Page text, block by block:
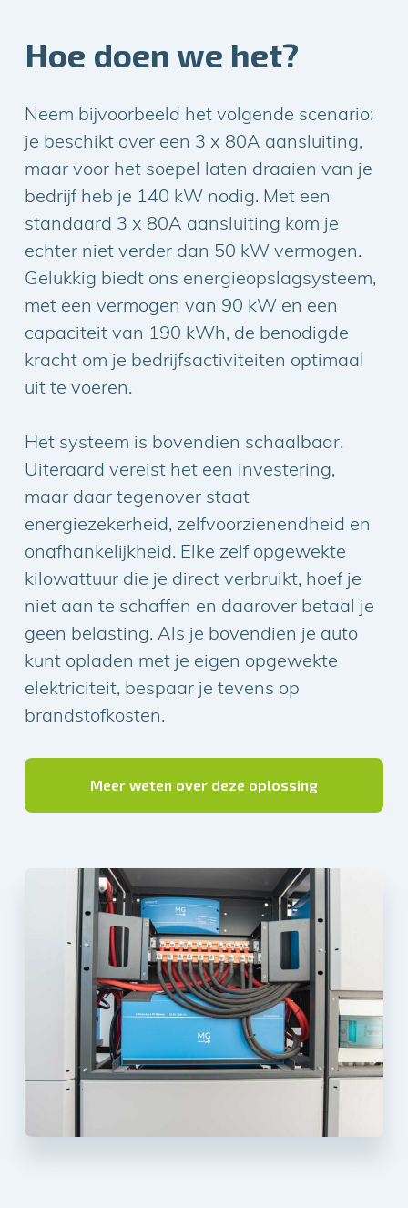
Hoe doen we het?
Neem bijvoorbeeld het volgende scenario:
je beschikt over een 3 x 80A aansluiting,
maar voor het soepel laten draaien van je
bedrijf heb je 140 kW nodig. Met een
standaard 3 x 80A aansluiting kom je
echter niet verder dan 50 kW vermogen.
Gelukkig biedt ons energieopslagsysteem,
met een vermogen van 90 kW en een
capaciteit van 190 kWh, de benodigde
kracht om je bedrijfsactiviteiten optimaal
uit te voeren.
Het systeem is bovendien schaalbaar.
Uiteraard vereist het een investering,
maar daar tegenover staat
energiezekerheid, zelfvoorzienendheid en
onafhankelijkheid. Elke zelf opgewekte
kilowattuur die je direct verbruikt, hoef je
niet aan te schaffen en daarover betaal je
geen belasting. Als je bovendien je auto
kunt opladen met je eigen opgewekte
elektriciteit, bespaar je tevens op
brandstofkosten.
Meer weten over deze oplossing